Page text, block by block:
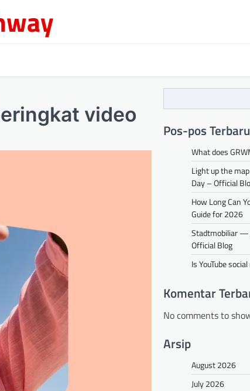
video
Pos-pos Terbaru
What does
Light up the
Day – Official
How Long Can
Guide for 2026
Stadtmobiliar —
Official Blog
Is YouTube
Komentar
No comments to
Arsip
August 2026
July 2026